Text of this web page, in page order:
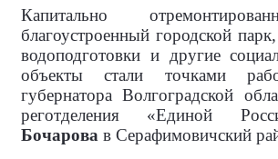
Капитально
благоустроенный городской
водоподготовки и другие
объекты стали точками
губернатора Волгоградской
реготделения «Единой
Бочарова в Серафимовичский